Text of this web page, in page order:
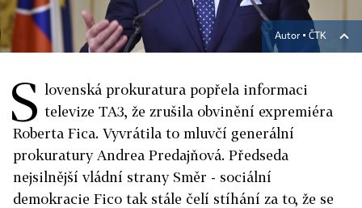
Autor ▪ ČTK
S lovenská prokuratura popřela informaci
televize TA3, že zrušila obvinění expremiéra
Roberta Fica. Vyvrátila to mluvčí generální
prokuratury Andrea Predajňová. Předseda
nejsilnější vládní strany Směr - sociální
demokracie Fico tak stále čelí stíhání za to, že se